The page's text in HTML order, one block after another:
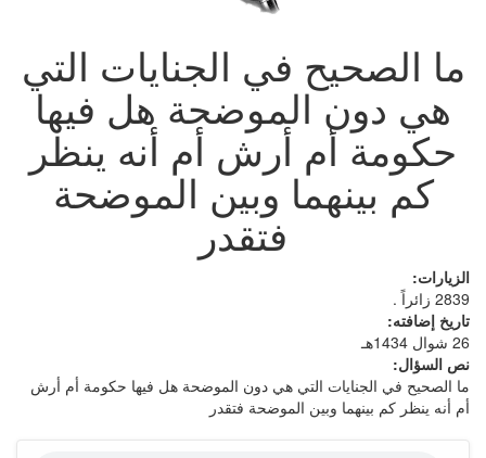
ما الصحيح في الجنايات التي
هي دون الموضحة هل فيها
حكومة أم أرش أم أنه ينظر
كم بينهما وبين الموضحة
فتقدر
الزيارات:
2839 زائراً .
تاريخ إضافته:
26 شوال 1434هـ
نص السؤال:
ما الصحيح في الجنايات التي هي دون الموضحة هل فيها حكومة أم أرش
أم أنه ينظر كم بينهما وبين الموضحة فتقدر